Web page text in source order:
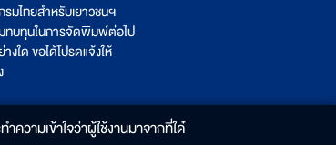
มไทยสำหรับเยาวชนฯ
มทบทุนในการจัดพิมพ์ต่อไป
ใด ขอได้โปรดแจ้งให้
ความเข้าใจว่าผู้ใช้งานมาจากที่ใด๋